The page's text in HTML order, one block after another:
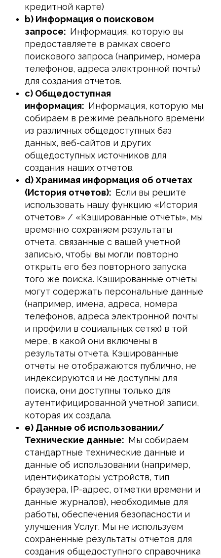
кредитной карте)
b) Информация о поисковом
запросе: Информация, которую вы
предоставляете в рамках своего
поискового запроса (например, номера
телефонов, адреса электронной почты)
для создания отчетов.
c) Общедоступная
информация: Информация, которую мы
собираем в режиме реального времени
из различных общедоступных баз
данных, веб-сайтов и других
общедоступных источников для
создания наших отчетов.
d) Хранимая информация об отчетах
(История отчетов): Если вы решите
использовать нашу функцию «История
отчетов» / «Кэшированные отчеты», мы
временно сохраняем результаты
отчета, связанные с вашей учетной
записью, чтобы вы могли повторно
открыть его без повторного запуска
того же поиска. Кэшированные отчеты
могут содержать персональные данные
(например, имена, адреса, номера
телефонов, адреса электронной почты
и профили в социальных сетях) в той
мере, в какой они включены в
результаты отчета. Кэшированные
отчеты не отображаются публично, не
индексируются и не доступны для
поиска, они доступны только для
аутентифицированной учетной записи,
которая их создала.
e) Данные об использовании/
Технические данные: Мы собираем
стандартные технические данные и
данные об использовании (например,
идентификаторы устройств, тип
браузера, IP-адрес, отметки времени и
данные журналов), необходимые для
работы, обеспечения безопасности и
улучшения Услуг. Мы не используем
сохраненные результаты отчетов для
создания общедоступного справочника